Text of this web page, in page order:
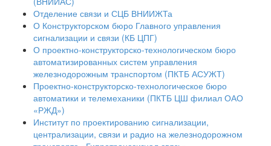
Отделение связи и СЦБ ВНИИЖТа
О Конструкторском бюро Главного управления
сигнализации и связи (КБ ЦПГ)
О проектно-конструкторско-технологическом бюро
автоматизированных систем управления
железнодорожным транспортом (ПКТБ АСУЖТ)
Проектно-конструкторско-технологическое бюро
автоматики и телемеханики (ПКТБ ЦШ филиал ОАО
«РЖД»)
Институт по проектированию сигнализации,
централизации, связи и радио на железнодорожном